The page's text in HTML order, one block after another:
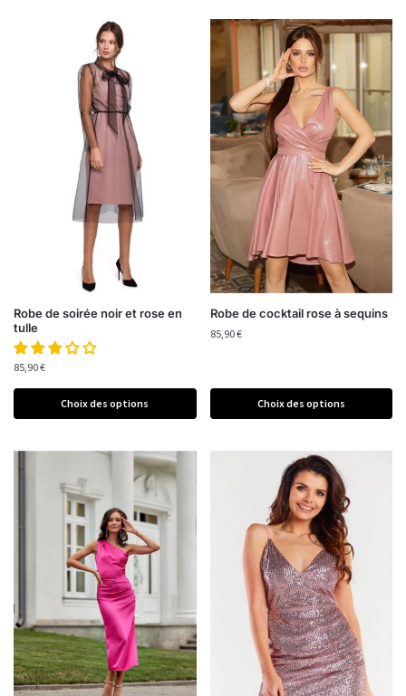
Robe de soirée noir et rose en
tulle
85,90€
Choix des options
Robe de cocktail rose à sequins
85,90€
Choix des options